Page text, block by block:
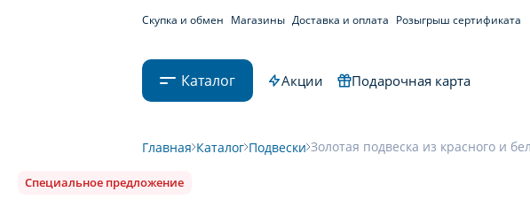
Скупка и обмен Магазины Доставка и оплата Розыгрыш сертификата
Каталог Акции Подарочная карта
Главная Каталог Подвески Золотая подвеска из красного и
Специальное предложение